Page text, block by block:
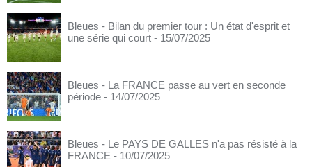
Bleues - Bilan du premier tour : Un état d'esprit et
une série qui court - 15/07/2025
Bleues - La FRANCE passe au vert en seconde
période - 14/07/2025
Bleues - Le PAYS DE GALLES n'a pas résisté à la
FRANCE - 10/07/2025